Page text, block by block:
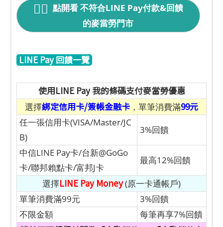
點開看 不符合LINE Pay付款&回饋
的麥當勞門市
LINE Pay 回饋一覽
使用LINE Pay 我的條碼支付麥當勞優惠
選擇綁定信用卡/簽帳金融卡 ，單筆消費滿99元
任一張信用卡(VISA/Master/JC
B)
3%回饋
中信LINE Pay卡/台新@GoGo
卡/聯邦賴點卡/富邦J卡
最高12%回饋
選擇LINE Pay Money(原一卡通帳戶)
單筆消費滿99元
3%回饋
不限金額
每筆再享7%回饋